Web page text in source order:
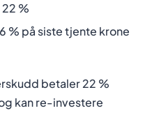
22 %
% på siste tjente krone
betaler 22 %
kan re-investere